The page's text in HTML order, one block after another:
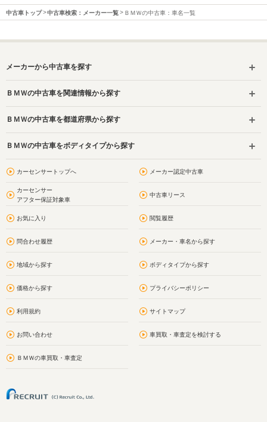
中古車トップ 中古車検索：メーカー一覧 ＢＭＷの中古車：車名一覧
メーカーから中古車を探す
ＢＭＷの中古車を関連情報から探す
ＢＭＷの中古車を都道府県から探す
ＢＭＷの中古車をボディタイプから探す
カーセンサートップへ メーカー認定中古車
カーセンサー
アフター保証対象車
中古車リース
お気に入り 閲覧履歴
問合わせ履歴 メーカー・車名から探す
地域から探す ボディタイプから探す
価格から探す プライバシーポリシー
利用規約 サイトマップ
お問い合わせ 車買取・車査定を検討する
ＢＭＷの車買取・車査定